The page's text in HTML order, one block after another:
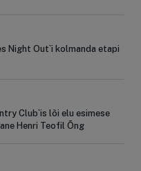
Night Out`i kolmanda etapi
Club`is lõi elu esimese
Henri Teofil Õng